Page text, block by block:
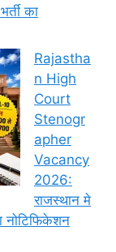
का
Rajastha
n High
Court
Stenogr
apher
Vacancy
2026:
राजस्थान मे
नोटिफिकेशन